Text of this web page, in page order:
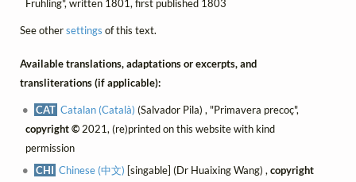
Frühling", written 1801, first published 1803
See othersettings of this text.
Available translations, adaptations or excerpts, and
transliterations (if applicable):
CAT Catalan (Català) (Salvador Pila) , "Primavera precoç",
copyright ©2021, (re)printed on this website with kind
permission
CHI Chinese (中文) [singable] (Dr Huaixing Wang) ,copyright